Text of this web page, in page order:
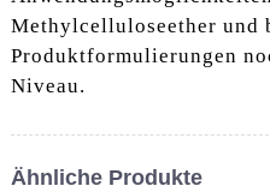
Methylcelluloseether und
Produktformulierungen
Niveau.
Ähnliche Produkte